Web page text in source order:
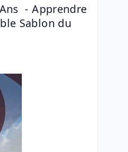
- Apprendre
Sablon du